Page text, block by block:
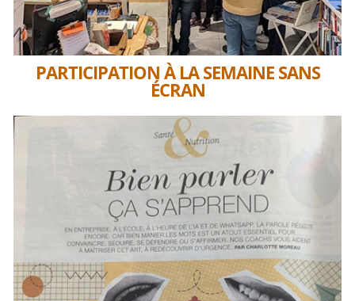
PARTICIPATION À LA SEMAINE SANS
ÉCRAN